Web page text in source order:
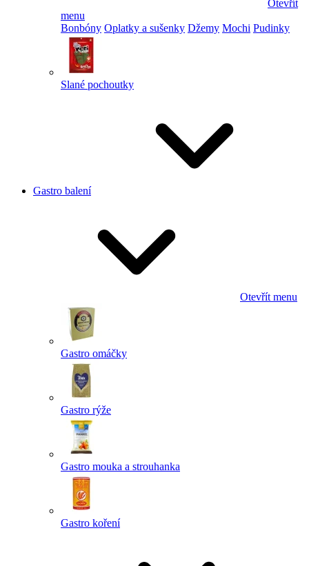
Otevřít
menu
Bonbóny Oplatky a sušenky Džemy Mochi Pudinky
Slané pochoutky
Gastro balení
Otevřít menu
Gastro omáčky
Gastro rýže
Gastro mouka a strouhanka
Gastro koření